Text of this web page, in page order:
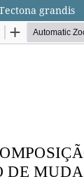
Tectona grandis